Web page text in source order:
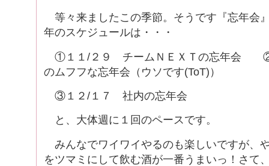
等々来ましたこの季節。そうです『忘年会
年のスケジュールは・・・
①１１/２９ チームＮＥＸＴの忘年会
のムフフな忘年会（ウソです(ToT)）
③１２/１７ 社内の忘年会
と、大体週に１回のペースです。
みんなでワイワイやるのも楽しいですが、
をツマミにして飲む酒が一番うまいっ！さて